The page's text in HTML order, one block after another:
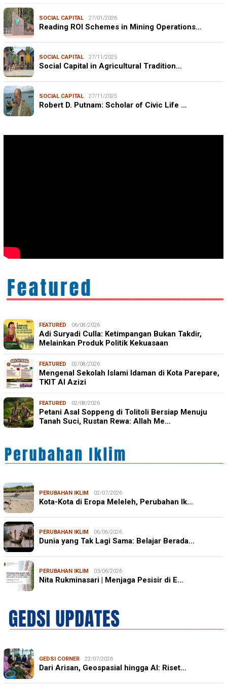
SOCIAL CAPITAL 27/01/2026
Reading ROI Schemes in Mining Operations…
SOCIAL CAPITAL 27/11/2025
Social Capital in Agricultural Tradition…
SOCIAL CAPITAL 27/11/2025
Robert D. Putnam: Scholar of Civic Life …
FEATURED 06/08/2026
Adi Suryadi Culla: Ketimpangan Bukan Takdir,
Melainkan Produk Politik Kekuasaan
FEATURED 02/08/2026
Mengenal Sekolah Islami Idaman di Kota Parepare,
TKIT Al Azizi
FEATURED 02/08/2026
Petani Asal Soppeng di Tolitoli Bersiap Menuju
Tanah Suci, Rustan Rewa: Allah Me…
PERUBAHAN IKLIM 02/07/2026
Kota-Kota di Eropa Meleleh, Perubahan Ik…
PERUBAHAN IKLIM 06/06/2026
Dunia yang Tak Lagi Sama: Belajar Berada…
PERUBAHAN IKLIM 03/06/2026
Nita Rukminasari | Menjaga Pesisir di E…
GEDSI CORNER 22/07/2026
Dari Arisan, Geospasial hingga AI: Riset…